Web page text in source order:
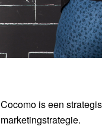
Cocomo is een
marketingstrategie.